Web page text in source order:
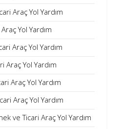
Araç Yol Yardım
Yol Yardım
Araç Yol Yardım
Araç Yol Yardım
Araç Yol Yardım
Araç Yol Yardım
ve Ticari Araç Yol Yardım